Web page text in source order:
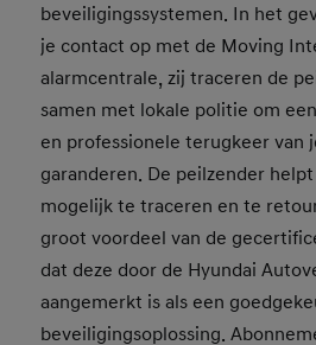
beveiligingssystemen. In het
je contact op met de Moving
alarmcentrale, zij traceren de
samen met lokale politie om
en professionele terugkeer van
garanderen. De peilzender
mogelijk te traceren en te
groot voordeel van de
dat deze door de Hyundai
aangemerkt is als een
beveiligingsoplossing.